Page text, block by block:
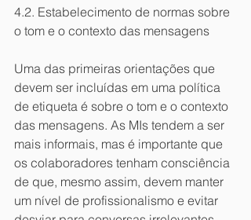
4.2. Estabelecimento de normas sobre
o tom e o contexto das mensagens
Uma das primeiras orientações que
devem ser incluídas em uma política
de etiqueta é sobre o tom e o contexto
das mensagens. As MIs tendem a ser
mais informais, mas é importante que
os colaboradores tenham consciência
de que, mesmo assim, devem manter
um nível de profissionalismo e evitar